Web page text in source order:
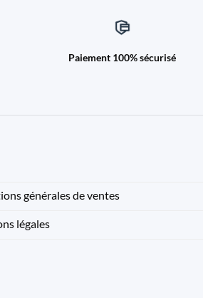
Paiement 100% sécurisé
générales de ventes
légales